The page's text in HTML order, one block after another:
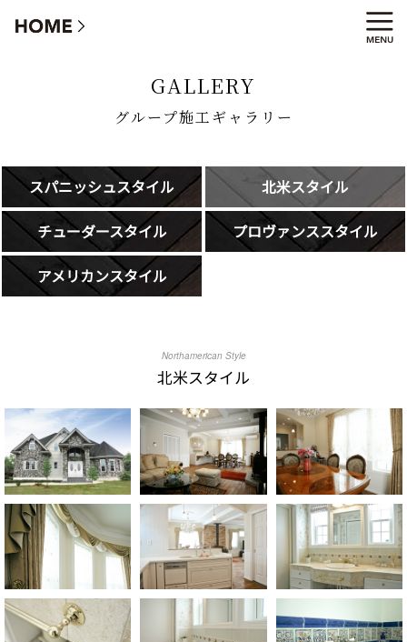
グループ施工ギャラリー
GALLERY
グループ施工ギャラリー
スパニッシュスタイル 北米スタイル
チューダースタイル プロヴァンススタイル
アメリカンスタイル
Northamerican Style
北米スタイル